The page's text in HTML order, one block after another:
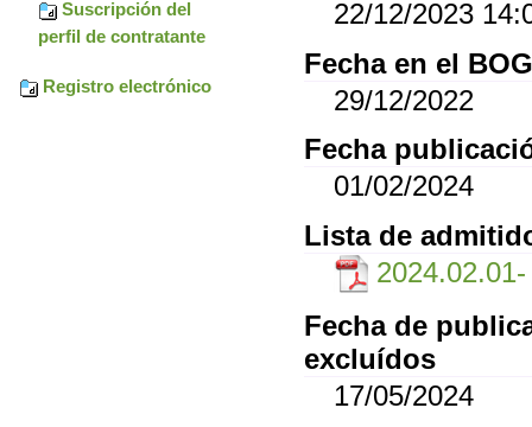
Suscripción del
perfil de contratante
Registro electrónico
22/12/2023
Fecha en el BOG
29/12/2022
Fecha
01/02/2024
Lista de
Fecha de
excluídos
17/05/2024